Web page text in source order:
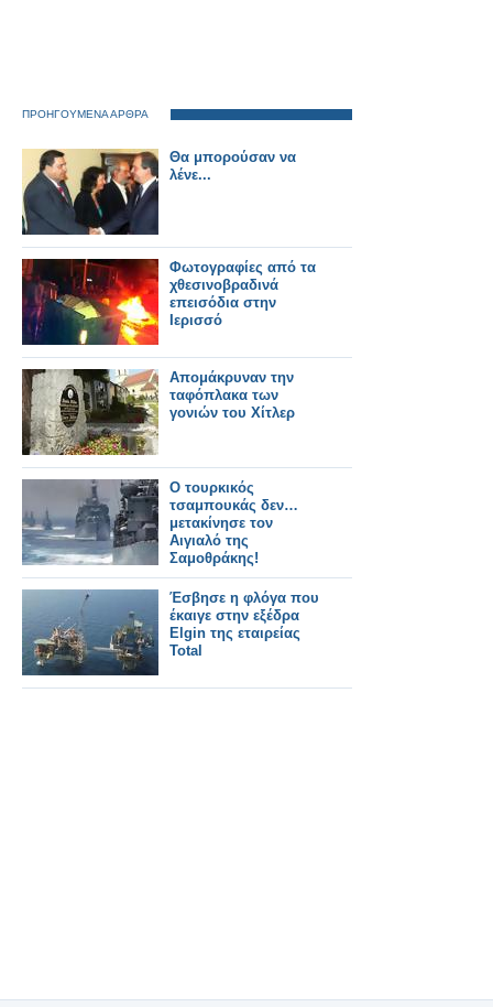
ΠΡΟΗΓΟΥΜΕΝΑ ΑΡΘΡΑ
Θα μπορούσαν να
λένε...
Φωτογραφίες από τα
χθεσινοβραδινά
επεισόδια στην
Ιερισσό
Απομάκρυναν την
ταφόπλακα των
γονιών του Χίτλερ
Ο τουρκικός
τσαμπουκάς δεν…
μετακίνησε τον
Αιγιαλό της
Σαμοθράκης!
Έσβησε η φλόγα που
έκαιγε στην εξέδρα
Elgin της εταιρείας
Total